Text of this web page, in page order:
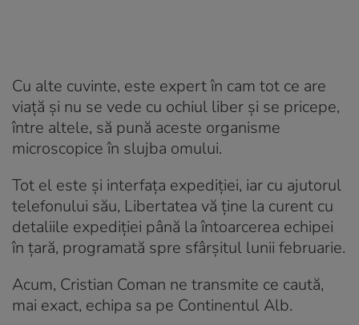
Cu alte cuvinte, este expert în cam tot ce are
viaţă şi nu se vede cu ochiul liber şi se pricepe,
între altele, să pună aceste organisme
microscopice în slujba omului.
Tot el este şi interfaţa expediţiei, iar cu ajutorul
telefonului său, Libertatea vă ţine la curent cu
detaliile expediţiei până la întoarcerea echipei
în ţară, programată spre sfârşitul lunii februarie.
Acum, Cristian Coman ne transmite ce caută,
mai exact, echipa sa pe Continentul Alb.